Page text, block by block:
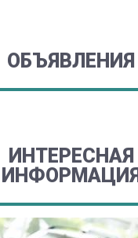
ОБЪЯВЛЕНИЯ
ИНТЕРЕСНАЯ
ИНФОРМАЦИЯ